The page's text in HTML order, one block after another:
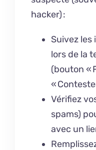
hacker) :
Suivez
lors de la
(bouton «
«
Vérifiez
spams)
avec un